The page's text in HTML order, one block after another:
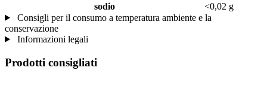
sodio
<0,02 g
Consigli per il consumo a temperatura ambiente e la
conservazione
Informazioni legali
Prodotti consigliati